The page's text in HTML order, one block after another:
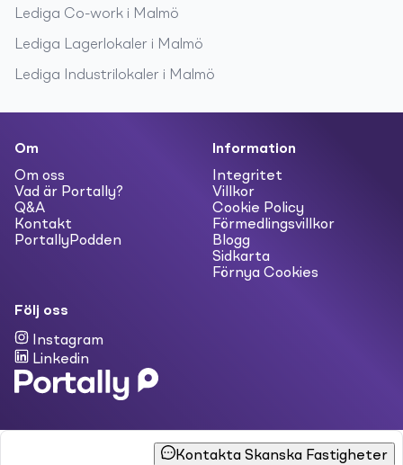
Lediga Co-work i Malmö
Lediga Lagerlokaler i Malmö
Lediga Industrilokaler i Malmö
Om
Om oss
Vad är Portally?
Q&A
Kontakt
PortallyPodden
Information
Integritet
Villkor
Cookie Policy
Förmedlingsvillkor
Blogg
Sidkarta
Förnya Cookies
Följ oss
Instagram
Linkedin
Kontakta Skanska Fastigheter